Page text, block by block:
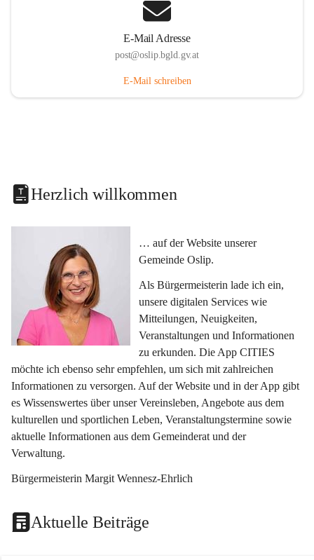
E-Mail Adresse
post@oslip.bgld.gv.at
E-Mail schreiben
Herzlich willkommen
… auf der Website unserer
Gemeinde Oslip.
Als Bürgermeisterin lade ich ein,
unsere digitalen Services wie
Mitteilungen, Neuigkeiten,
Veranstaltungen und Informationen
zu erkunden. Die App CITIES
möchte ich ebenso sehr empfehlen, um sich mit zahlreichen
Informationen zu versorgen. Auf der Website und in der App gibt
es Wissenswertes über unser Vereinsleben, Angebote aus dem
kulturellen und sportlichen Leben, Veranstaltungstermine sowie
aktuelle Informationen aus dem Gemeinderat und der
Verwaltung.
Bürgermeisterin Margit Wennesz-Ehrlich
Aktuelle Beiträge